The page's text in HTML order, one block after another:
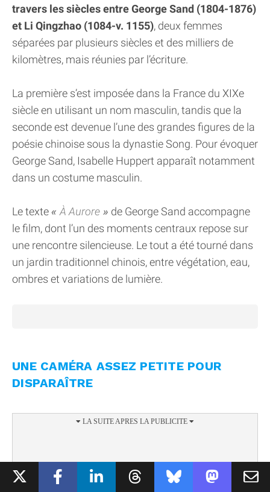
travers les siècles entre George Sand (1804-1876)
et Li Qingzhao (1084-v. 1155), deux femmes
séparées par plusieurs siècles et des milliers de
kilomètres, mais réunies par l’écriture.
La première s’est imposée dans la France du XIXe
siècle en utilisant un nom masculin, tandis que la
seconde est devenue l’une des grandes figures de la
poésie chinoise sous la dynastie Song. Pour évoquer
George Sand, Isabelle Huppert apparaît notamment
dans un costume masculin.
Le texte À Aurore
de George Sand accompagne
le film, dont l’un des moments centraux repose sur
une rencontre silencieuse. Le tout a été tourné dans
un jardin traditionnel chinois, entre végétation, eau,
ombres et variations de lumière.
UNE CAMÉRA ASSEZ PETITE POUR
DISPARAÎTRE